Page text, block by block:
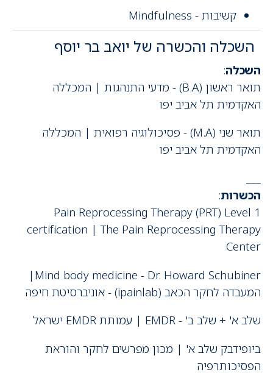
קשיבות - Mindfulness
השכלה והכשרה של יואב בר יוסף
השכלה:
תואר ראשון (B.A) - מדעי התנהגות | המכללה
האקדמית תל אביב יפו
תואר שני (M.A) - פסיכולוגיה רפואית | המכללה
האקדמית תל אביב יפו
הכשרות:
Pain Reprocessing Therapy (PRT) Level 1
certification | The Pain Reprocessing Therapy
Center
Mind body medicine - Dr. Howard Schubiner|
המעבדה לחקר הכאב (ipainlab) - אוניברסיטת חיפה
שלב א' + שלב ב' - EMDR | עמותת EMDR ישראל
ביופידבק שלב א' | מכון מפרשים לחקר והוראת
הפסיכותרפיה